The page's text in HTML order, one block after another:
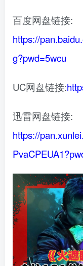
百度网盘链接:
https://
g?pwd=5wcu
UC网盘链接:
迅雷网盘链接:
https://